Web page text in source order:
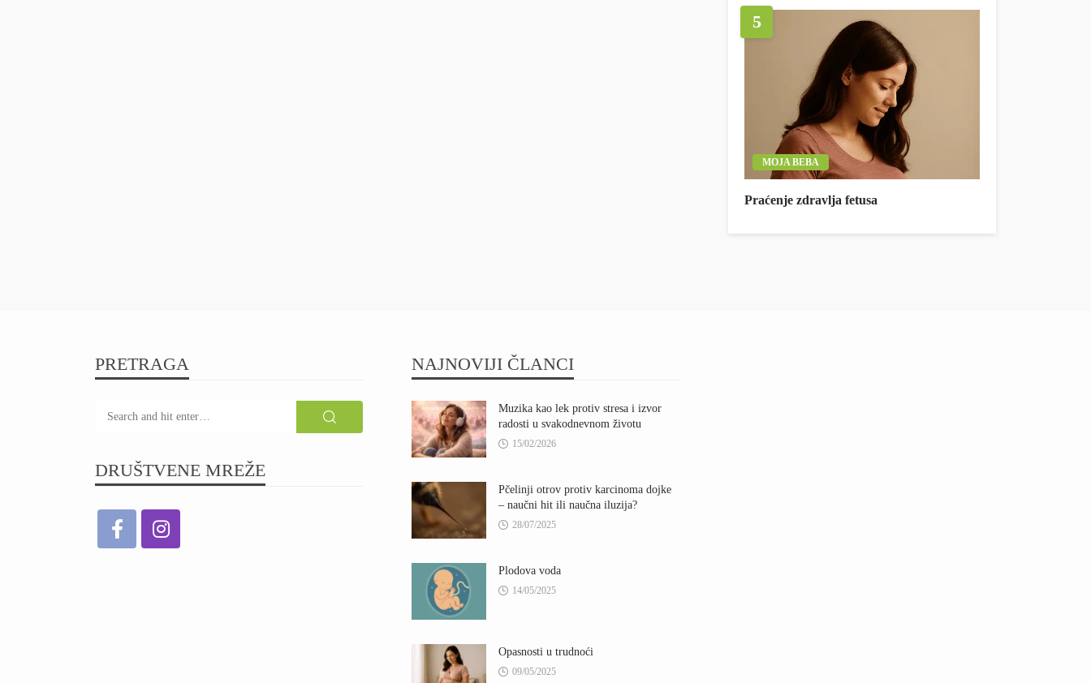
5
MOJA BEBA
Praćenje zdravlja fetusa
PRETRAGA
DRUŠTVENE MREŽE
NAJNOVIJI ČLANCI
Muzika kao lek protiv stresa i izvor
radosti u svakodnevnom životu
15/02/2026
Pčelinji otrov protiv karcinoma dojke
– naučni hit ili naučna iluzija?
28/07/2025
Plodova voda
14/05/2025
Opasnosti u trudnoći
09/05/2025